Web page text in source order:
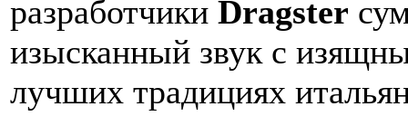
разработчики Dragster
изысканный звук с
лучших традициях